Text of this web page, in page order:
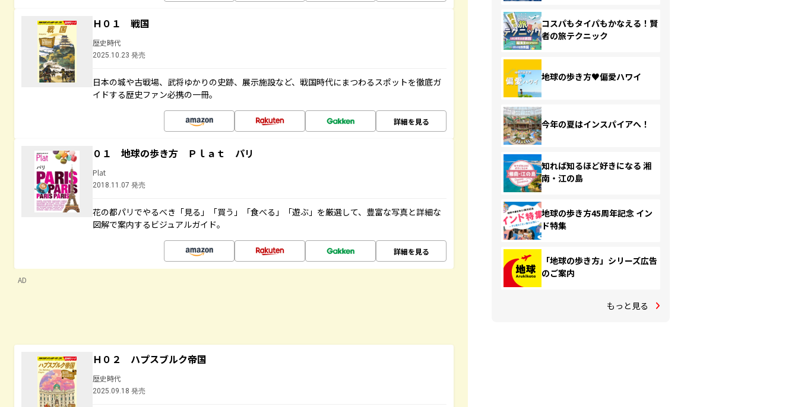
Ｈ０１ 戦国
歴史時代
2025.10.23 発売
日本の城や古戦場、武将ゆかりの史跡、展示施設など、戦国時代にまつわるスポットを徹底ガ
イドする歴史ファン必携の一冊。
詳細を見る
０１ 地球の歩き方 Ｐｌａｔ パリ
Plat
2018.11.07 発売
花の都パリでやるべき「見る」「買う」「食べる」「遊ぶ」を厳選して、豊富な写真と詳細な
図解で案内するビジュアルガイド。
詳細を見る
AD
Ｈ０２ ハプスブルク帝国
歴史時代
2025.09.18 発売
コスパもタイパもかなえる！賢
者の旅テクニック
地球の歩き方♥偏愛ハワイ
今年の夏はインスパイアへ！
知れば知るほど好きになる 湘
南・江の島
地球の歩き方45周年記念 イン
ド特集
「地球の歩き方」シリーズ広告
のご案内
もっと見る